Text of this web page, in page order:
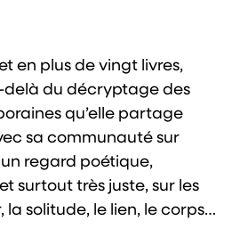
en plus de vingt livres,
delà du décryptage des
qu’elle partage
sa communauté sur
regard poétique,
surtout très juste, sur les
la solitude, le lien, le corps…